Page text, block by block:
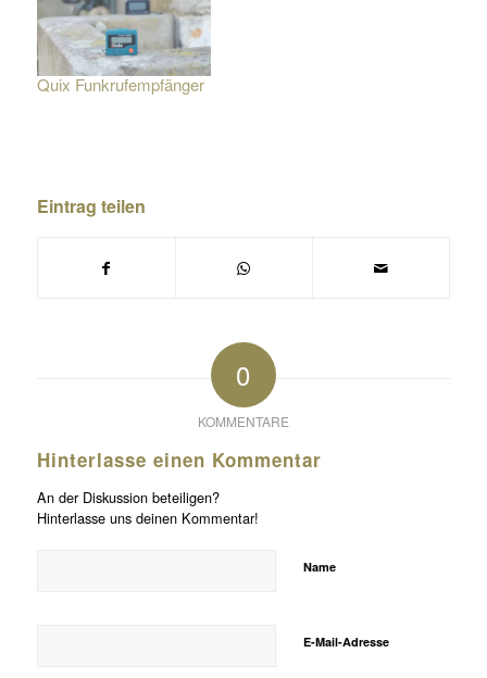
Quix Funkrufempfänger
Eintrag teilen
0
KOMMENTARE
Hinterlasse einen Kommentar
An der Diskussion beteiligen?
Hinterlasse uns deinen Kommentar!
Name
E-Mail-Adresse